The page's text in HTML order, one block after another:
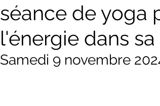
séance de yoga
l'énergie dans
Samedi 9 novembre